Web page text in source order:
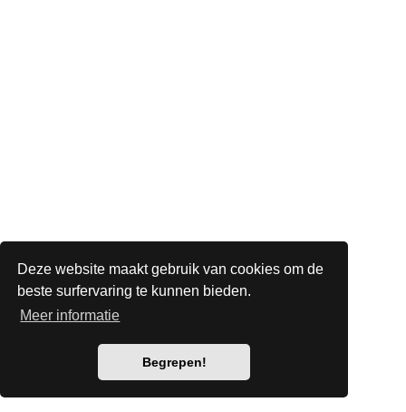
Deze website maakt gebruik van cookies om de
beste surfervaring te kunnen bieden.
Meer informatie
Begrepen!